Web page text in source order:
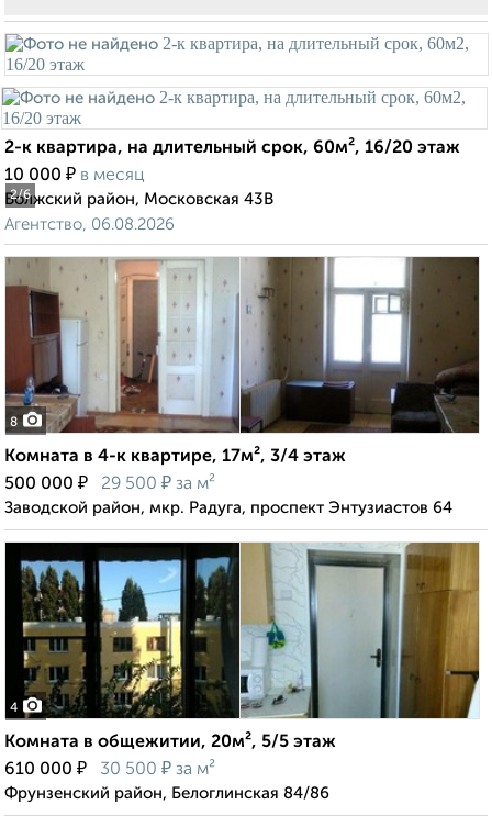
2/6
2-к квартира, на длительный срок, 60м², 16/20 этаж
10 000 ₽ в месяц
Волжский район, Московская 43В
Агентство, 06.08.2026
8
Комната в 4-к квартире, 17м², 3/4 этаж
500 000 ₽ 29 500 ₽ за м²
Заводской район, мкр. Радуга, проспект Энтузиастов 64
4
Комната в общежитии, 20м², 5/5 этаж
610 000 ₽ 30 500 ₽ за м²
Фрунзенский район, Белоглинская 84/86